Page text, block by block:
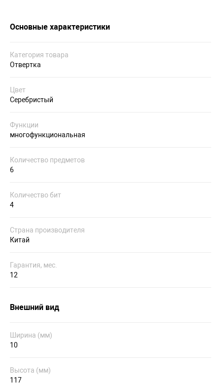
Основные характеристики
Категория товара
Отвертка
Цвет
Серебристый
Функции
многофункциональная
Количество предметов
6
Количество бит
4
Страна производителя
Китай
Гарантия, мес.
12
Внешний вид
Ширина (мм)
10
Высота (мм)
117